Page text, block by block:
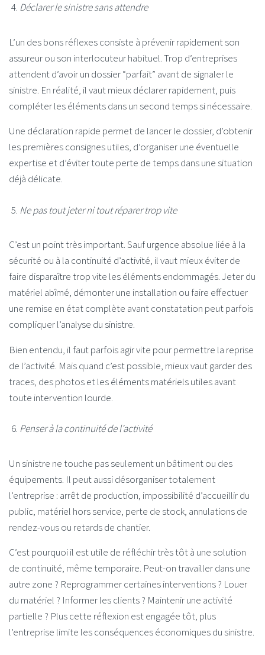
Déclarer le sinistre sans attendre
L’un des bons réflexes consiste à prévenir rapidement son
assureur ou son interlocuteur habituel. Trop d’entreprises
attendent d’avoir un dossier “parfait” avant de signaler le
sinistre. En réalité, il vaut mieux déclarer rapidement, puis
compléter les éléments dans un second temps si nécessaire.
Une déclaration rapide permet de lancer le dossier, d’obtenir
les premières consignes utiles, d’organiser une éventuelle
expertise et d’éviter toute perte de temps dans une situation
déjà délicate.
Ne pas tout jeter ni tout réparer trop vite
C’est un point très important. Sauf urgence absolue liée à la
sécurité ou à la continuité d’activité, il vaut mieux éviter de
faire disparaître trop vite les éléments endommagés. Jeter du
matériel abîmé, démonter une installation ou faire effectuer
une remise en état complète avant constatation peut parfois
compliquer l’analyse du sinistre.
Bien entendu, il faut parfois agir vite pour permettre la reprise
de l’activité. Mais quand c’est possible, mieux vaut garder des
traces, des photos et les éléments matériels utiles avant
toute intervention lourde.
Penser à la continuité de l’activité
Un sinistre ne touche pas seulement un bâtiment ou des
équipements. Il peut aussi désorganiser totalement
l’entreprise : arrêt de production, impossibilité d’accueillir du
public, matériel hors service, perte de stock, annulations de
rendez-vous ou retards de chantier.
C’est pourquoi il est utile de réfléchir très tôt à une solution
de continuité, même temporaire. Peut-on travailler dans une
autre zone ? Reprogrammer certaines interventions ? Louer
du matériel ? Informer les clients ? Maintenir une activité
partielle ? Plus cette réflexion est engagée tôt, plus
l’entreprise limite les conséquences économiques du sinistre.